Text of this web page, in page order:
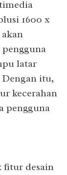
1600 x
latar
Dengan itu,
kecerahan
pengguna
fitur desain